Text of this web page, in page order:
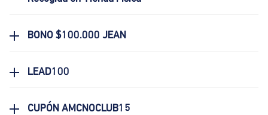
BONO $100.000 JEAN
LEAD100
CUPÓN AMCNOCLUB15